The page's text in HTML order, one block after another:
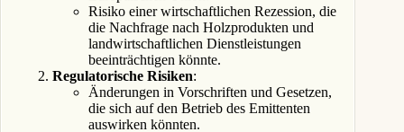
Risiko einer wirtschaftlichen Rezession, die
die Nachfrage nach Holzprodukten und
landwirtschaftlichen Dienstleistungen
beeinträchtigen könnte.
Regulatorische Risiken:
Änderungen in Vorschriften und Gesetzen,
die sich auf den Betrieb des Emittenten
auswirken könnten.